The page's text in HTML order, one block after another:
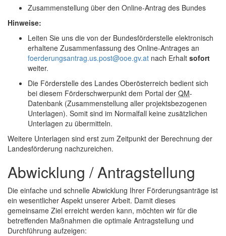
Zusammenstellung über den Online-Antrag des Bundes
Hinweise:
Leiten Sie uns die von der Bundesförderstelle elektronisch
erhaltene Zusammenfassung des Online-Antrages an
foerderungsantrag.us.post@ooe.gv.at nach Erhalt sofort
weiter.
Die Förderstelle des Landes Oberösterreich bedient sich
bei diesem Förderschwerpunkt dem Portal der QM-
Datenbank (Zusammenstellung aller projektsbezogenen
Unterlagen). Somit sind im Normalfall keine zusätzlichen
Unterlagen zu übermitteln.
Weitere Unterlagen sind erst zum Zeitpunkt der Berechnung der
Landesförderung nachzureichen.
Abwicklung / Antragstellung
Die einfache und schnelle Abwicklung Ihrer Förderungsanträge ist
ein wesentlicher Aspekt unserer Arbeit. Damit dieses
gemeinsame Ziel erreicht werden kann, möchten wir für die
betreffenden Maßnahmen die optimale Antragstellung und
Durchführung aufzeigen: